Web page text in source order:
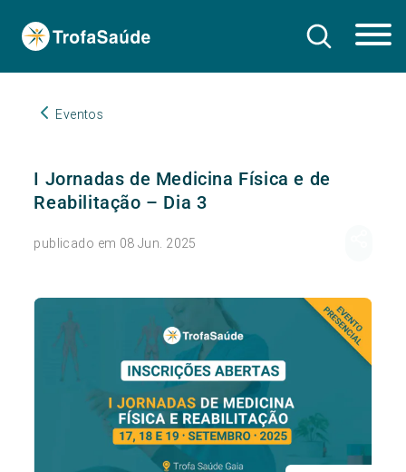
Eventos
I Jornadas de Medicina Física e de
Reabilitação – Dia 3
publicado em 08 Jun. 2025